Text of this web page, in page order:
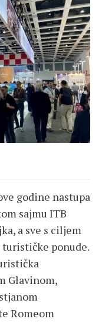
godine nastupa
sajmu ITB
a sve s ciljem
ponude.
Glavinom,
Romeom